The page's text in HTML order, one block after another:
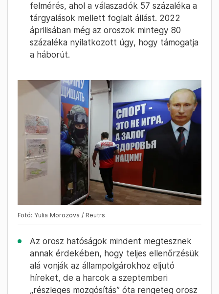
felmérés, ahol a válaszadók 57 százaléka a
tárgyalások mellett foglalt állást. 2022
áprilisában még az oroszok mintegy 80
százaléka nyilatkozott úgy, hogy támogatja
a háborút.
Fotó: Yulia Morozova / Reutrs
Az orosz hatóságok mindent megtesznek
annak érdekében, hogy teljes ellenőrzésük
alá vonják az állampolgárokhoz eljutó
híreket, de a harcok a szeptemberi
„részleges mozgósítás” óta rengeteg orosz